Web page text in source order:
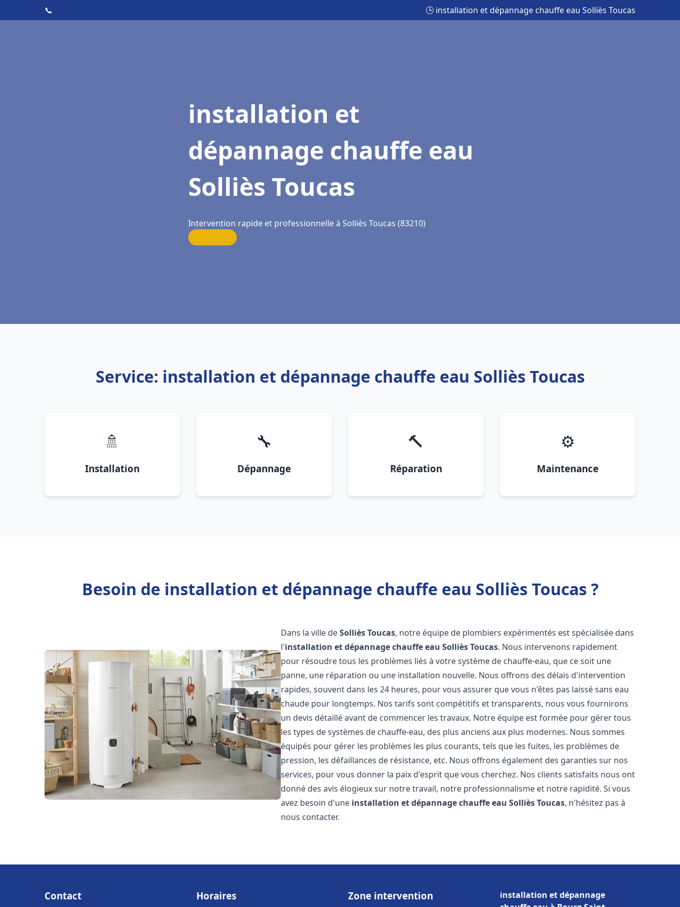
📞 🕒 installation et dépannage chauffe eau Solliès Toucas
installation et
dépannage chauffe eau
Solliès Toucas
Intervention rapide et professionnelle à Solliès Toucas (83210)
Service: installation et dépannage chauffe eau Solliès Toucas
🚿
Installation
🔧
Dépannage
🔨
Réparation
⚙️
Maintenance
Besoin de installation et dépannage chauffe eau Solliès Toucas ?
Dans la ville deSolliès Toucas, notre équipe de plombiers expérimentés est spécialisée dans
l'installation et dépannage chauffe eau Solliès Toucas. Nous intervenons rapidement
pour résoudre tous les problèmes liés à votre système de chauffe-eau, que ce soit une
panne, une réparation ou une installation nouvelle. Nous offrons des délais d'intervention
rapides, souvent dans les 24 heures, pour vous assurer que vous n'êtes pas laissé sans eau
chaude pour longtemps. Nos tarifs sont compétitifs et transparents, nous vous fournirons
un devis détaillé avant de commencer les travaux. Notre équipe est formée pour gérer tous
les types de systèmes de chauffe-eau, des plus anciens aux plus modernes. Nous sommes
équipés pour gérer les problèmes les plus courants, tels que les fuites, les problèmes de
pression, les défaillances de résistance, etc. Nous offrons également des garanties sur nos
services, pour vous donner la paix d'esprit que vous cherchez. Nos clients satisfaits nous ont
donné des avis élogieux sur notre travail, notre professionnalisme et notre rapidité. Si vous
avez besoin d'une installation et dépannage chauffe eau Solliès Toucas, n'hésitez pas à
nous contacter.
Contact Horaires Zone intervention
installation et dépannage